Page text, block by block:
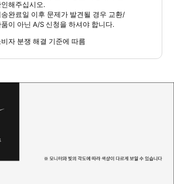
인해주십시오.
완료일 이후 문제가 발견될 경우 교환/
품이 아닌 A/S 신청을 하셔야 합니다.
비자 분쟁 해결 기준에 따름